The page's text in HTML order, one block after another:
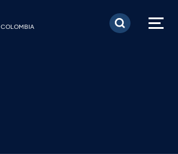
Pasar al contenido
COLOMBIA